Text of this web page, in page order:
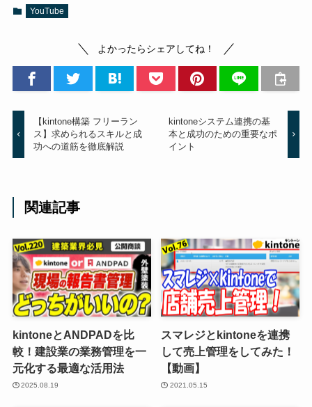
YouTube
よかったらシェアしてね！
【kintone構築 フリーラン
ス】求められるスキルと成
功への道筋を徹底解説
kintoneシステム連携の基
本と成功のための重要なポ
イント
関連記事
kintoneとANDPADを比
較！建設業の業務管理を一
元化する最適な活用法
2025.08.19
スマレジとkintoneを連携
して売上管理をしてみた！
【動画】
2021.05.15